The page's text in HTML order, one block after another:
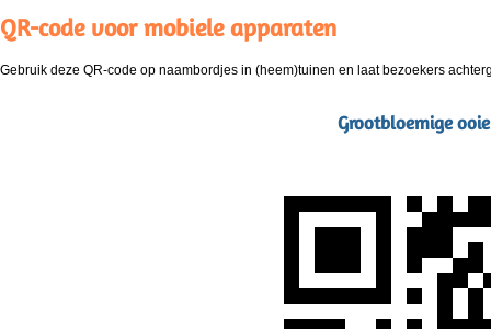
QR-code voor mobiele apparaten
Gebruik deze QR-code op naambordjes in (heem)tuinen en laat bezoekers
Grootbloemige